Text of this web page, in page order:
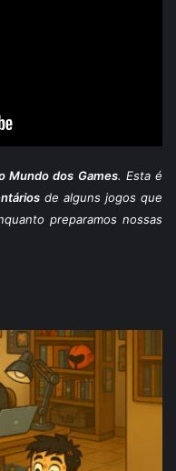
Mundo dos Games. Esta é
de alguns jogos que
preparamos nossas